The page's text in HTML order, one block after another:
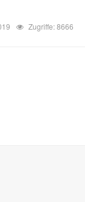
Zugriffe: 8666